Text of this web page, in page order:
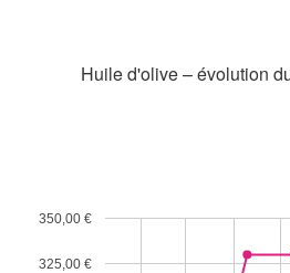
Huile d'olive – évolution
325,00 €
350,00 €